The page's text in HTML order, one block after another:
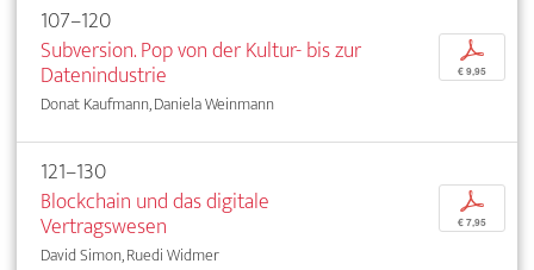
107–120
Subversion. Pop von der Kultur- bis zur
Datenindustrie
Donat Kaufmann, Daniela Weinmann
p
€ 9,95
121–130
Blockchain und das digitale
Vertragswesen
David Simon, Ruedi Widmer
p
€ 7,95